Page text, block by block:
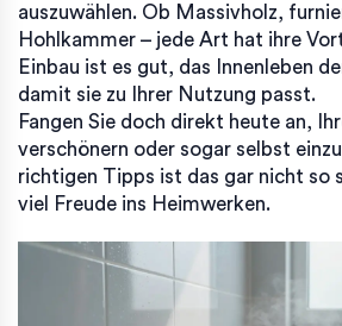
auszuwählen. Ob Massivholz,
Hohlkammer – jede Art hat ihre
Einbau ist es gut, das Innenleben
damit sie zu Ihrer Nutzung passt.
Fangen Sie doch direkt heute an,
verschönern oder sogar selbst
richtigen Tipps ist das gar nicht so
viel Freude ins Heimwerken.